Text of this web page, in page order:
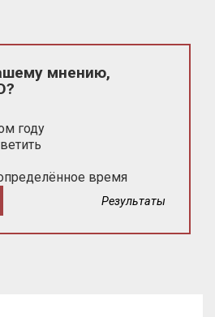
мнению,
году
время
Результаты